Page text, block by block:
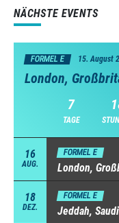
NÄCHSTE EVENTS
FORMEL E 15. August
London,
7
TAGE
16
AUG.
FORMEL E
London,
18
DEZ.
FORMEL E
Jeddah,